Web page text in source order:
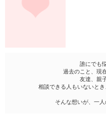
誰にでも
過去のこと、現
友達、親
相談できる人もいないとき
そんな想いが、一人